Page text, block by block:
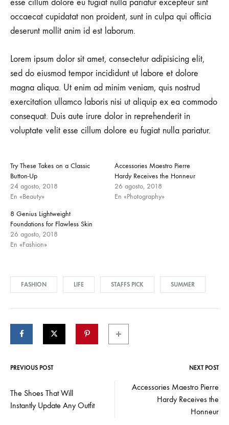
esse cillum dolore eu fugiat nulla pariatur excepteur sint
occaecat cupidatat non proident, sunt in culpa qui officia
deserunt mollit anim id est laborum.
Lorem ipsum dolor sit amet, consectetur adipisicing elit,
sed do eiusmod tempor incididunt ut labore et dolore
magna aliqua. Ut enim ad minim veniam, quis nostrud
exercitation ullamco laboris nisi ut aliquip ex ea commodo
consequat. Duis aute irure dolor in reprehenderit in
voluptate velit esse cillum dolore eu fugiat nulla pariatur.
Try These Takes on a Classic
Button-Up
24 agosto, 2018
En «Beauty»
Accessories Maestro Pierre
Hardy Receives the Honneur
26 agosto, 2018
En «Photography»
8 Genius Lightweight
Foundations for Flawless Skin
26 agosto, 2018
En «Fashion»
FASHION LIFE STAFFS PICK SUMMER
navigation
PREVIOUS POST NEXT POST
The Shoes That Will
Instantly Update Any Outfit
Accessories Maestro Pierre
Hardy Receives the
Honneur